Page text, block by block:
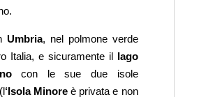
Umbria, nel polmone verde
Italia, e sicuramente il lago
con le sue due isole
‘Isola Minoreè privata e non